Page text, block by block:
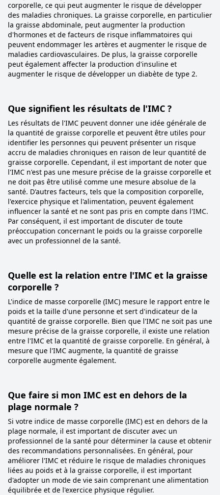
corporelle, ce qui peut augmenter le risque de développer
des maladies chroniques. La graisse corporelle, en particulier
la graisse abdominale, peut augmenter la production
d'hormones et de facteurs de risque inflammatoires qui
peuvent endommager les artères et augmenter le risque de
maladies cardiovasculaires. De plus, la graisse corporelle
peut également affecter la production d'insuline et
augmenter le risque de développer un diabète de type 2.
Que signifient les résultats de l'IMC ?
Les résultats de l'IMC peuvent donner une idée générale de
la quantité de graisse corporelle et peuvent être utiles pour
identifier les personnes qui peuvent présenter un risque
accru de maladies chroniques en raison de leur quantité de
graisse corporelle. Cependant, il est important de noter que
l'IMC n'est pas une mesure précise de la graisse corporelle et
ne doit pas être utilisé comme une mesure absolue de la
santé. D'autres facteurs, tels que la composition corporelle,
l'exercice physique et l'alimentation, peuvent également
influencer la santé et ne sont pas pris en compte dans l'IMC.
Par conséquent, il est important de discuter de toute
préoccupation concernant le poids ou la graisse corporelle
avec un professionnel de la santé.
Quelle est la relation entre l'IMC et la graisse
corporelle ?
L'indice de masse corporelle (IMC) mesure le rapport entre le
poids et la taille d'une personne et sert d'indicateur de la
quantité de graisse corporelle. Bien que l'IMC ne soit pas une
mesure précise de la graisse corporelle, il existe une relation
entre l'IMC et la quantité de graisse corporelle. En général, à
mesure que l'IMC augmente, la quantité de graisse
corporelle augmente également.
Que faire si mon IMC est en dehors de la
plage normale ?
Si votre indice de masse corporelle (IMC) est en dehors de la
plage normale, il est important de discuter avec un
professionnel de la santé pour déterminer la cause et obtenir
des recommandations personnalisées. En général, pour
améliorer l'IMC et réduire le risque de maladies chroniques
liées au poids et à la graisse corporelle, il est important
d'adopter un mode de vie sain comprenant une alimentation
équilibrée et de l'exercice physique régulier.